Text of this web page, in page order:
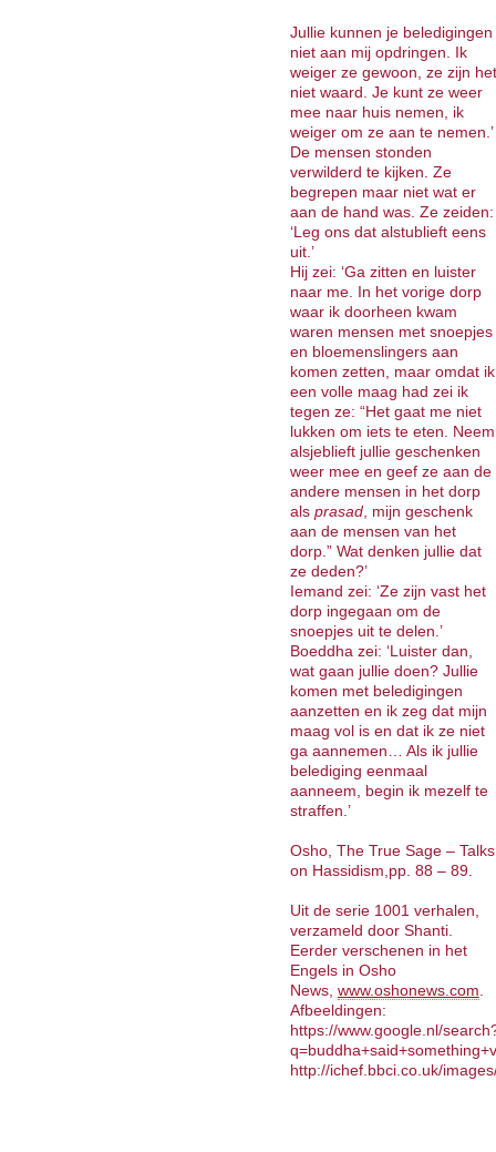
Jullie kunnen je beledigingen
niet aan mij opdringen. Ik
weiger ze gewoon, ze zijn het
niet waard. Je kunt ze weer
mee naar huis nemen, ik
weiger om ze aan te nemen.’
De mensen stonden
verwilderd te kijken. Ze
begrepen maar niet wat er
aan de hand was. Ze zeiden:
‘Leg ons dat alstublieft eens
uit.’
Hij zei: ‘Ga zitten en luister
naar me. In het vorige dorp
waar ik doorheen kwam
waren mensen met snoepjes
en bloemenslingers aan
komen zetten, maar omdat ik
een volle maag had zei ik
tegen ze: “Het gaat me niet
lukken om iets te eten. Neem
alsjeblieft jullie geschenken
weer mee en geef ze aan de
andere mensen in het dorp
als prasad, mijn geschenk
aan de mensen van het
dorp.” Wat denken jullie dat
ze deden?’
Iemand zei: ‘Ze zijn vast het
dorp ingegaan om de
snoepjes uit te delen.’
Boeddha zei: ‘Luister dan,
wat gaan jullie doen? Jullie
komen met beledigingen
aanzetten en ik zeg dat mijn
maag vol is en dat ik ze niet
ga aannemen… Als ik jullie
belediging eenmaal
aanneem, begin ik mezelf te
straffen.’
Osho, The True Sage – Talks
on Hassidism,pp. 88 – 89.
Uit de serie 1001 verhalen,
verzameld door Shanti.
Eerder verschenen in het
Engels in Osho
News, www.oshonews.com
Afbeeldingen:
https://www.google.nl/
http://ichef.bbci.co.uk/